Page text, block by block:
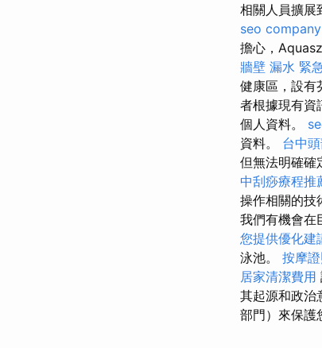
相關人員擴展
seo company
擔心，
牆壁 漏水 緊
健康區，設有
者根據現有資
個人資料。
資料。 台中
但無法明確確
中刮痧療程推
操作相關的技
我們有機會在
您提供優化建
泳池。 按摩
居家清潔費用
其起源和政治
部門）來保護